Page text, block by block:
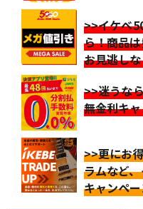
>>イケベ
ら！商品
お見逃し
>>迷うな
無金利キ
>>更にお
ラムなど
キャンペ